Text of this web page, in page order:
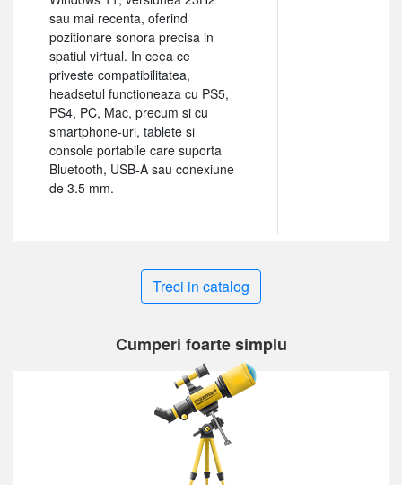
sau mai recenta, oferind
pozitionare sonora precisa in
spatiul virtual. In ceea ce
priveste compatibilitatea,
headsetul functioneaza cu PS5,
PS4, PC, Mac, precum si cu
smartphone-uri, tablete si
console portabile care suporta
Bluetooth, USB-A sau conexiune
de 3.5 mm.
Treci in catalog
Cumperi foarte simplu